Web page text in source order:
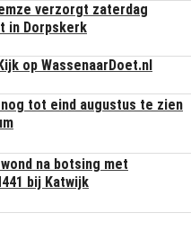
verzorgt zaterdag
in Dorpskerk
op WassenaarDoet.nl
tot eind augustus te zien
na botsing met
bij Katwijk